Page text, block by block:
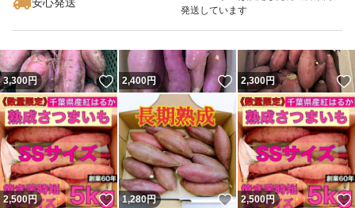
安心発送
発送しています
3,300円 いいね！
2,400円 いいね！
2,300円
2,500円 いいね！
1,280円 いいね！
2,500円